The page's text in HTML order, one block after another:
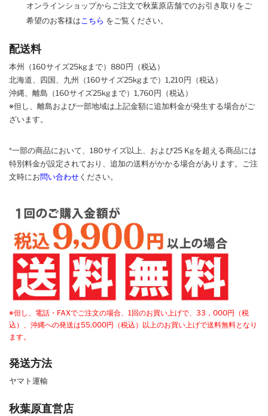
オンラインショップからご注文で秋葉原店舗でのお引き取りをご
希望のお客様は こちら をご覧ください。
配送料
本州（160サイズ25kgまで）880円（税込）
北海道、四国、九州 （160サイズ25kgまで） 1,210円（税込）
沖縄、離島 （160サイズ25kgまで） 1,760円（税込）
※但し、離島および一部地域は上記金額に追加料金が発生する場合がご
ざいます。
*一部の商品において、180サイズ以上、および25 Kgを超える商品には
特別料金が設定されており、追加の送料がかかる場合があります。
ご注
文時に お問い合わせ ください。
※但し、電話・FAXでご注文の場合、1回のお買い上げで、33，000円（税
込）、沖縄への発送は55,000円（税込）以上のお買い上げで送料無料となり
ます。
発送方法
ヤマト運輸
秋葉原直営店